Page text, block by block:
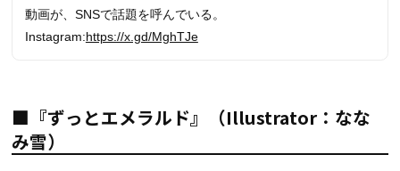
動画が、SNSで話題を呼んでいる。
Instagram:https://x.gd/MghTJe
■『ずっとエメラルド』（Illustrator：なな
み雪）